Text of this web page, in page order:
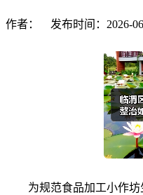
作者： 发布时间：2026-
为规范食品加工小作坊